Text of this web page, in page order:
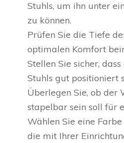
Stuhls, um ihn unter
zu können.
Prüfen Sie die Tiefe
optimalen Komfort
Stellen Sie sicher,
Stuhls gut positioniert
Überlegen Sie, ob der
stapelbar sein soll für
Wählen Sie eine
die mit Ihrer